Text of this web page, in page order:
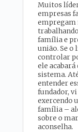
Muitos
empresas
empregam
família e
união. Se
controlar
ele
sistema.
entender
fundador,
exercendo
família –
sobre o
aconselha.